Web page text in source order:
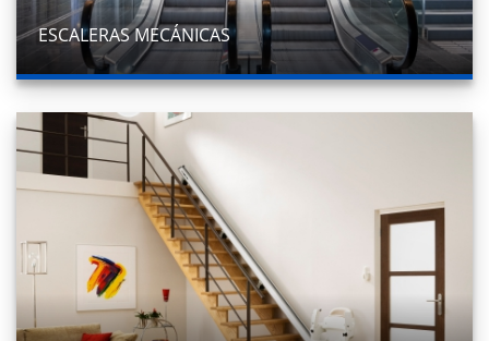
ESCALERAS MECÁNICAS